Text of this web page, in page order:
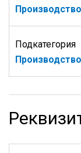
Подкатегория